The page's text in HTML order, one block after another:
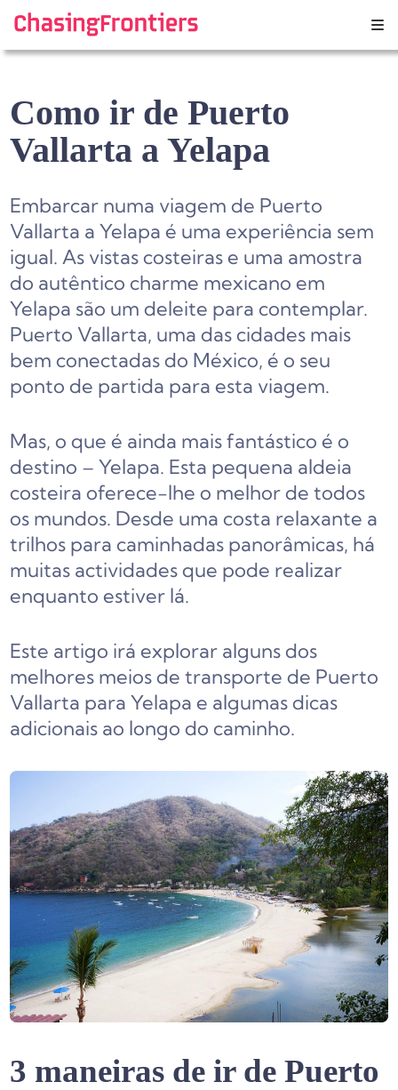
content
Como ir de Puerto
Vallarta a Yelapa
Embarcar numa viagem de Puerto
Vallarta a Yelapa é uma experiência sem
igual. As vistas costeiras e uma amostra
do autêntico charme mexicano em
Yelapa são um deleite para contemplar.
Puerto Vallarta, uma das cidades mais
bem conectadas do México, é o seu
ponto de partida para esta viagem.
Mas, o que é ainda mais fantástico é o
destino – Yelapa. Esta pequena aldeia
costeira oferece-lhe o melhor de todos
os mundos. Desde uma costa relaxante a
trilhos para caminhadas panorâmicas, há
muitas actividades que pode realizar
enquanto estiver lá.
Este artigo irá explorar alguns dos
melhores meios de transporte de Puerto
Vallarta para Yelapa e algumas dicas
adicionais ao longo do caminho.
3 maneiras de ir de Puerto